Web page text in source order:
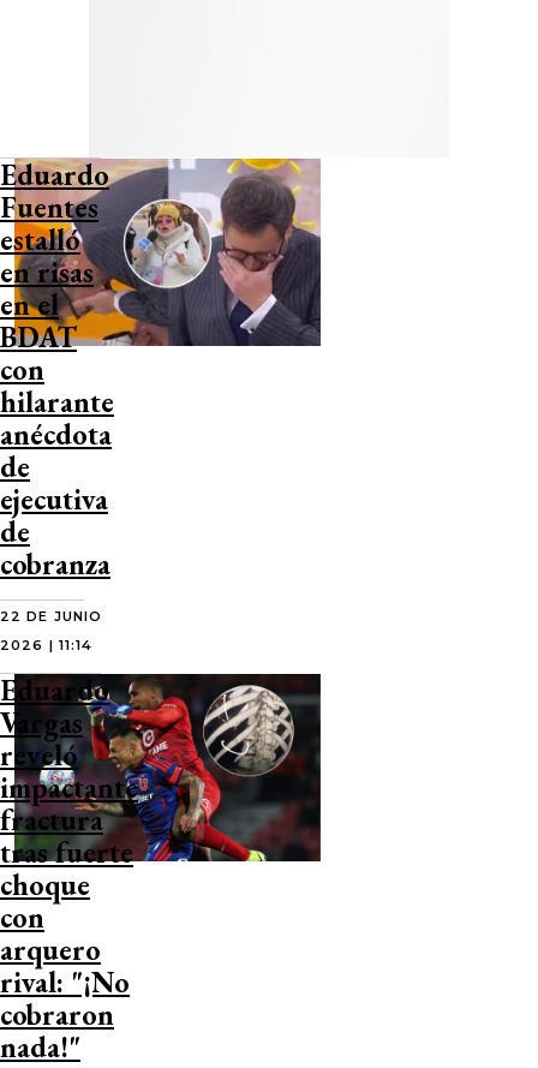
Eduardo
Fuentes
estalló
en risas
en el
BDAT
con
hilarante
anécdota
de
ejecutiva
de
cobranza
22 DE JUNIO
2026 | 11:14
Eduardo
Vargas
reveló
impactante
fractura
tras fuerte
choque
con
arquero
rival: "¡No
cobraron
nada!"